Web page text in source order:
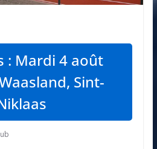
: Mardi 4 août
Sint-